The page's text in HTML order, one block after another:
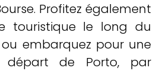
Profitez également
touristique le long du
embarquez pour une
départ de Porto, par